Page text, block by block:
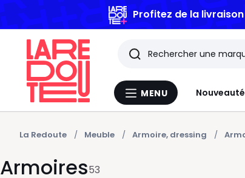
Profitez de la
Menu
MENU
Rechercher
Les
derniers
articles
La Redoute Meuble Armoire, dressing
Armoires53